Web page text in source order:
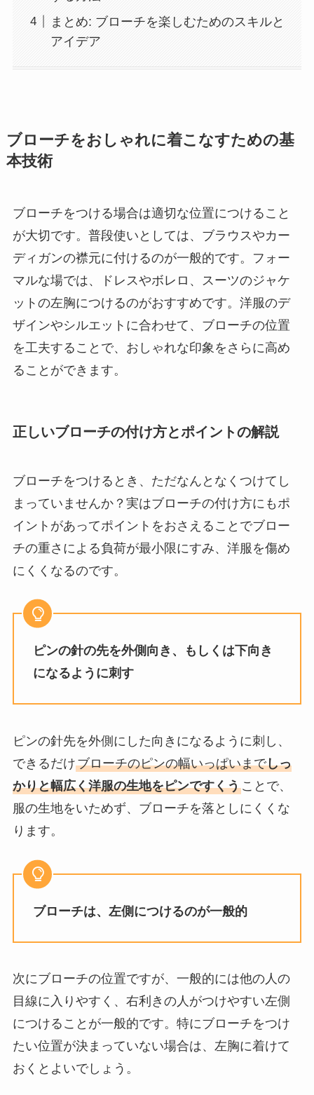
まとめ: ブローチを楽しむためのスキルと
アイデア
ブローチをおしゃれに着こなすための基
本技術
ブローチをつける場合は適切な位置につけること
が大切です。普段使いとしては、ブラウスやカー
ディガンの襟元に付けるのが一般的です。フォー
マルな場では、ドレスやボレロ、スーツのジャケ
ットの左胸につけるのがおすすめです。洋服のデ
ザインやシルエットに合わせて、ブローチの位置
を工夫することで、おしゃれな印象をさらに高め
ることができます。
正しいブローチの付け方とポイントの解説
ブローチをつけるとき、ただなんとなくつけてし
まっていませんか？実はブローチの付け方にもポ
イントがあってポイントをおさえることでブロー
チの重さによる負荷が最小限にすみ、洋服を傷め
にくくなるのです。
ピンの針の先を外側向き、もしくは下向き
になるように刺す
ピンの針先を外側にした向きになるように刺し、
できるだけブローチのピンの幅いっぱいまでしっ
かりと幅広く洋服の生地をピンですくうことで、
服の生地をいためず、ブローチを落としにくくな
ります。
ブローチは、左側につけるのが一般的
次にブローチの位置ですが、一般的には他の人の
目線に入りやすく、右利きの人がつけやすい左側
につけることが一般的です。特にブローチをつけ
たい位置が決まっていない場合は、左胸に着けて
おくとよいでしょう。